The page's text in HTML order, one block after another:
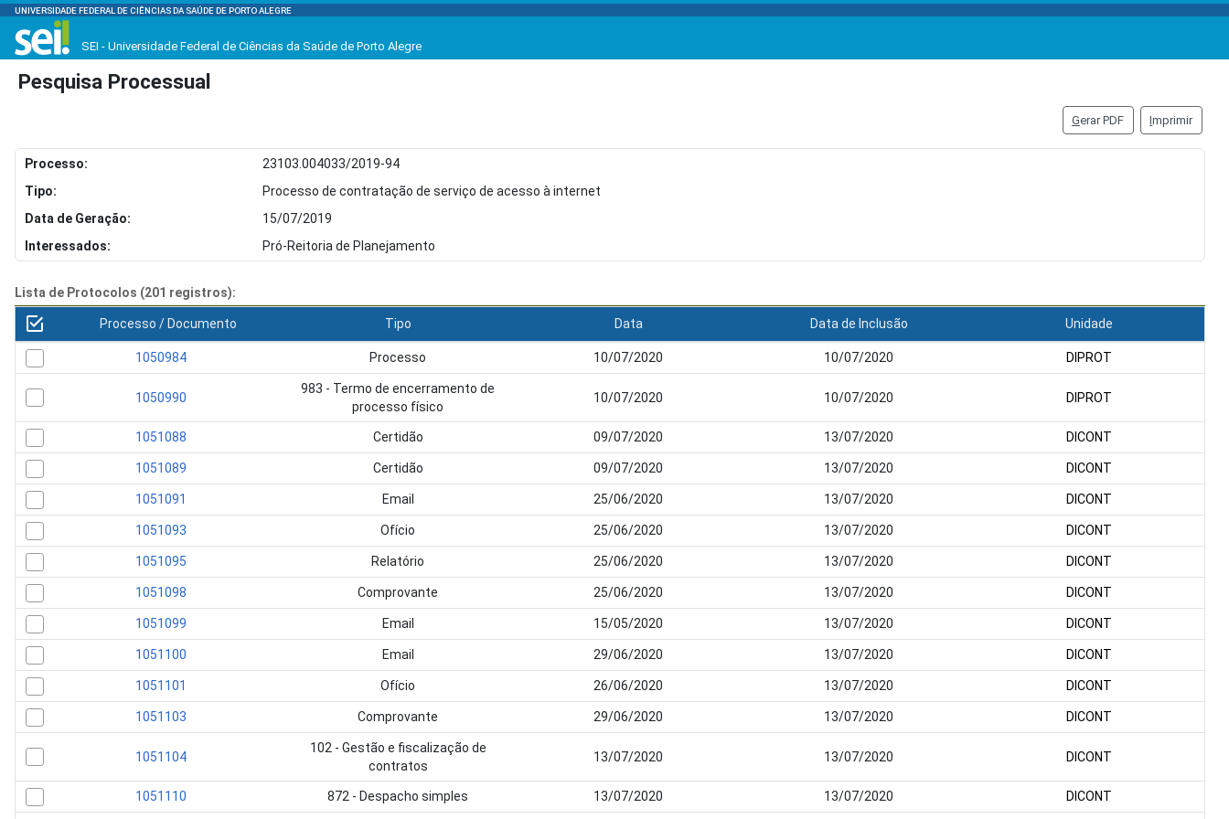
UNIVERSIDADE FEDERAL DE CIÊNCIAS DA SAÚDE DE PORTO ALEGRE
SEI - Universidade Federal de Ciências da Saúde de Porto Alegre
Pesquisa Processual
Gerar PDF Imprimir
Processo:
23103.004033/2019-94
Tipo:
Processo de contratação de serviço de acesso à internet
Data de Geração:
15/07/2019
Interessados:
Pró-Reitoria de Planejamento
Lista de Protocolos (201 registros):
Processo / Documento Tipo Data Data de Inclusão Unidade
1050984 Processo 10/07/2020 10/07/2020 DIPROT
1050990
983 - Termo de encerramento de
processo físico
10/07/2020 10/07/2020 DIPROT
1051088 Certidão 09/07/2020 13/07/2020 DICONT
1051089 Certidão 09/07/2020 13/07/2020 DICONT
1051091 Email 25/06/2020 13/07/2020 DICONT
1051093 Ofício 25/06/2020 13/07/2020 DICONT
1051095 Relatório 25/06/2020 13/07/2020 DICONT
1051098 Comprovante 25/06/2020 13/07/2020 DICONT
1051099 Email 15/05/2020 13/07/2020 DICONT
1051100 Email 29/06/2020 13/07/2020 DICONT
1051101 Ofício 26/06/2020 13/07/2020 DICONT
1051103 Comprovante 29/06/2020 13/07/2020 DICONT
1051104
102 - Gestão e fiscalização de
contratos
13/07/2020 13/07/2020 DICONT
1051110 872 - Despacho simples 13/07/2020 13/07/2020 DICONT